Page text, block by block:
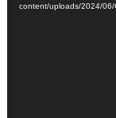
content/uploads/2024/